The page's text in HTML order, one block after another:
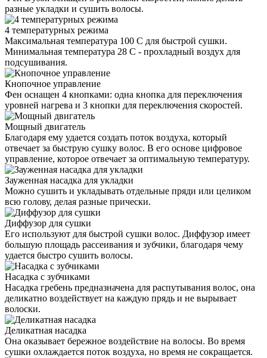
разные укладки и сушить волосы.
4 температурных режима
Максимальная температура 100 С для быстрой сушки.
Минимальная температура 28 С - прохладный воздух для
подсушивания.
Кнопочное управление
Фен оснащен 4 кнопками: одна кнопка для переключения
уровней нагрева и 3 кнопки для переключения скоростей.
Мощный двигатель
Благодаря ему удается создать поток воздуха, который
отвечает за быструю сушку волос. В его основе цифровое
управление, которое отвечает за оптимальную температуру.
Зауженная насадка для укладки
Можно сушить и укладывать отдельные пряди или целиком
всю голову, делая разные прически.
Диффузор для сушки
Его используют для быстрой сушки волос. Диффузор имеет
большую площадь рассеивания и зубчики, благодаря чему
удается быстро сушить волосы.
Насадка с зубчиками
Насадка гребень предназначена для распутывания волос, она
деликатно воздействует на каждую прядь и не вырывает
волоски.
Деликатная насадка
Она оказывает бережное воздействие на волосы. Во время
сушки охлаждается поток воздуха, но время не сокращается.